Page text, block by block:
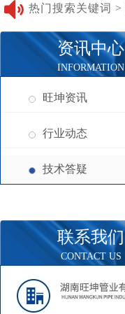
热门搜索关键词 >
资讯中心
INFORMATION
旺坤资讯
行业动态
技术答疑
联系我们
CONTACT US